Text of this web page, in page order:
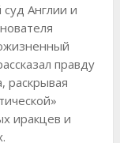
Англии и
правду
раскрывая
иракцев и